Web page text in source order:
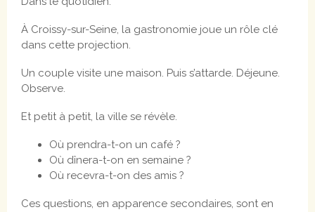
À Croissy-sur-Seine, la gastronomie joue un rôle clé
dans cette projection.
Un couple visite une maison. Puis s’attarde. Déjeune.
Observe.
Et petit à petit, la ville se révèle.
Où prendra-t-on un café ?
Où dînera-t-on en semaine ?
Où recevra-t-on des amis ?
Ces questions, en apparence secondaires, sont en